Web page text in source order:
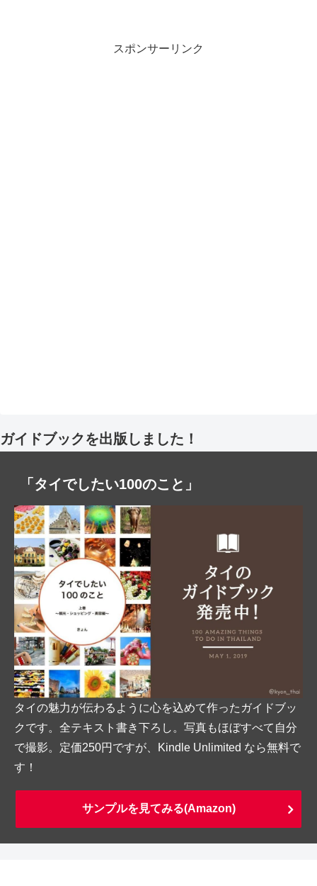
スポンサーリンク
ガイドブックを出版しました！
「タイでしたい100のこと」
タイの魅力が伝わるように心を込めて作ったガイドブッ
クです。全テキスト書き下ろし。写真もほぼすべて自分
で撮影。定価250円ですが、Kindle Unlimited なら無料で
す！
サンプルを見てみる(Amazon)